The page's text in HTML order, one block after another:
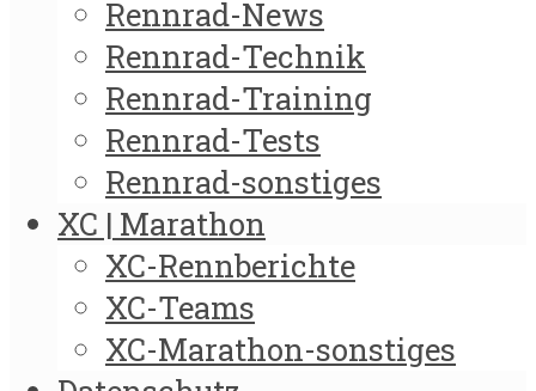
Rennrad-News
Rennrad-Technik
Rennrad-Training
Rennrad-Tests
Rennrad-sonstiges
XC | Marathon
XC-Rennberichte
XC-Teams
XC-Marathon-sonstiges